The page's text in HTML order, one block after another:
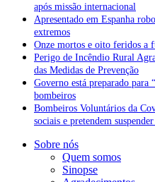
após missão internacional
Apresentado em Espanha
extremos
Onze mortos e oito feridos a
Perigo de Incêndio Rural
das Medidas de Prevenção
Governo está preparado para
bombeiros
Bombeiros Voluntários da
sociais e pretendem
Sobre nós
Quem somos
Sinopse